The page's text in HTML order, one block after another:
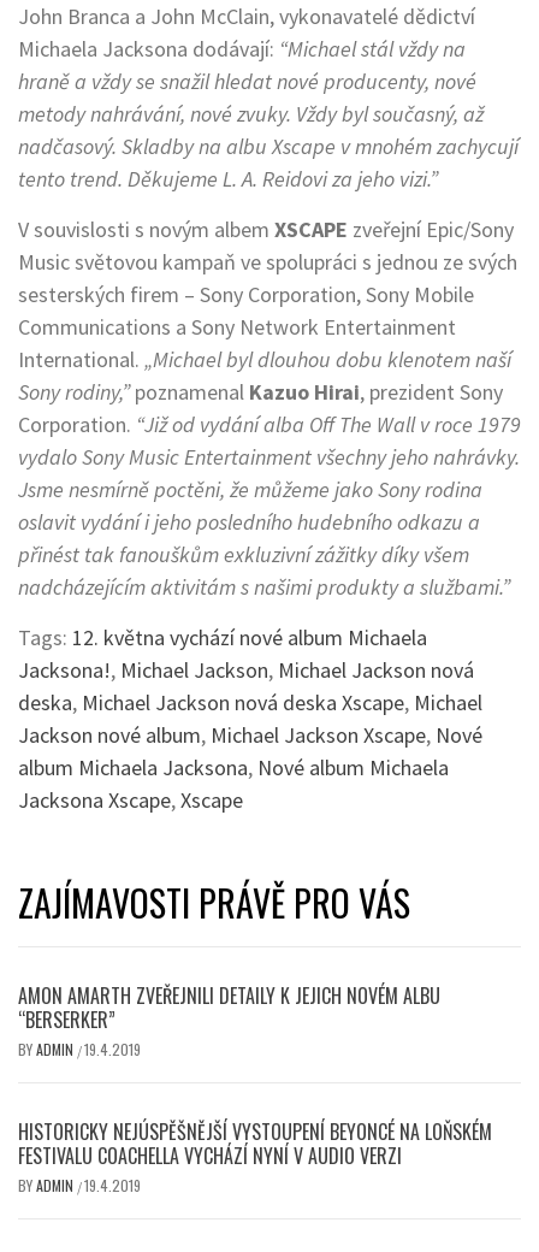
John Branca a John McClain, vykonavatelé dědictví
Michaela Jacksona dodávají: “Michael stál vždy na
hraně a vždy se snažil hledat nové producenty, nové
metody nahrávání, nové zvuky. Vždy byl současný, až
nadčasový. Skladby na albu Xscape v mnohém zachycují
tento trend. Děkujeme L. A. Reidovi za jeho vizi.”
V souvislosti s novým albem XSCAPE zveřejní Epic/Sony
Music světovou kampaň ve spolupráci s jednou ze svých
sesterských firem – Sony Corporation, Sony Mobile
Communications a Sony Network Entertainment
International. „Michael byl dlouhou dobu klenotem naší
Sony rodiny,”poznamenal Kazuo Hirai, prezident Sony
Corporation. “Již od vydání alba Off The Wall v roce 1979
vydalo Sony Music Entertainment všechny jeho nahrávky.
Jsme nesmírně poctěni, že můžeme jako Sony rodina
oslavit vydání i jeho posledního hudebního odkazu a
přinést tak fanouškům exkluzivní zážitky díky všem
nadcházejícím aktivitám s našimi produkty a službami.”
Tags: 12. května vychází nové album Michaela
Jacksona!, Michael Jackson, Michael Jackson nová
deska, Michael Jackson nová deska Xscape, Michael
Jackson nové album, Michael Jackson Xscape, Nové
album Michaela Jacksona, Nové album Michaela
Jacksona Xscape,Xscape
ZAJÍMAVOSTI PRÁVĚ PRO VÁS
AMON AMARTH ZVEŘEJNILI DETAILY K JEJICH NOVÉM ALBU
“BERSERKER”
BYADMIN /19.4.2019
HISTORICKY NEJÚSPĚŠNĚJŠÍ VYSTOUPENÍ BEYONCÉ NA LOŇSKÉM
FESTIVALU COACHELLA VYCHÁZÍ NYNÍ V AUDIO VERZI
BYADMIN /19.4.2019